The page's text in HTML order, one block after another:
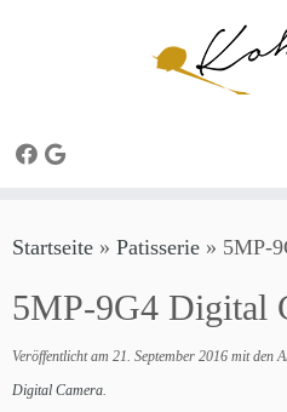
Inhalt
Startseite » Patisserie » 5MP-
5MP-9G4 Digital
Veröffentlicht am 21. September 2016 mit den
Digital Camera.